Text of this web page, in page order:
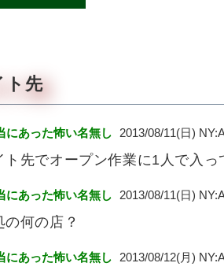
ト先
にあった怖い名無し 2013/08/11(日)
ト先でオープン作業に1人で入っ
にあった怖い名無し 2013/08/11(日)
の何の店？
にあった怖い名無し 2013/08/12(月)